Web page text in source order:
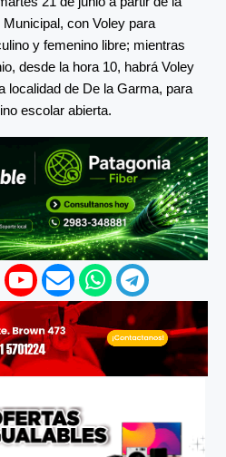
con Voley para
y femenino libre; mientras
desde la hora 10, habrá Voley
localidad de De la Garma, para
escolar abierta.